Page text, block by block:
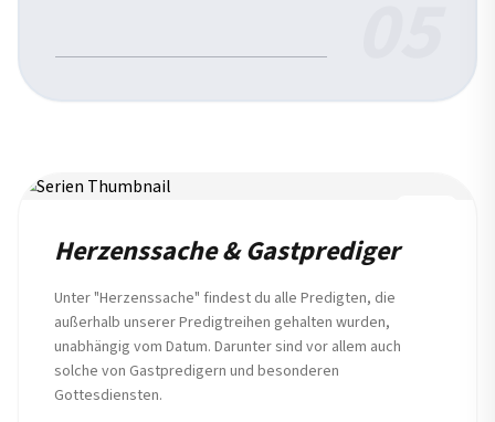
Herzenssache & Gastprediger
Unter "Herzenssache" findest du alle Predigten, die
außerhalb unserer Predigtreihen gehalten wurden,
unabhängig vom Datum. Darunter sind vor allem auch
solche von Gastpredigern und besonderen
Gottesdiensten.